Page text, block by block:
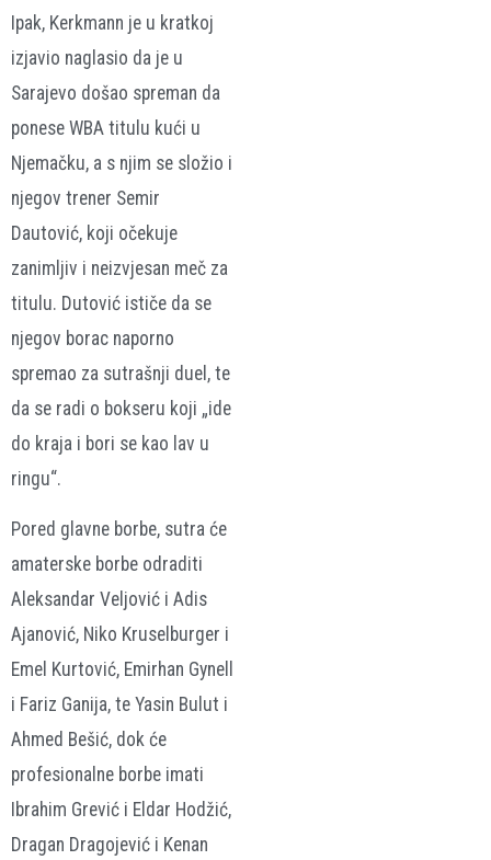
Ipak, Kerkmann je u kratkoj
izjavio naglasio da je u
Sarajevo došao spreman da
ponese WBA titulu kući u
Njemačku, a s njim se složio i
njegov trener Semir
Dautović, koji očekuje
zanimljiv i neizvjesan meč za
titulu. Dutović ističe da se
njegov borac naporno
spremao za sutrašnji duel, te
da se radi o bokseru koji „ide
do kraja i bori se kao lav u
ringu“.
Pored glavne borbe, sutra će
amaterske borbe odraditi
Aleksandar Veljović i Adis
Ajanović, Niko Kruselburger i
Emel Kurtović, Emirhan Gynell
i Fariz Ganija, te Yasin Bulut i
Ahmed Bešić, dok će
profesionalne borbe imati
Ibrahim Grević i Eldar Hodžić,
Dragan Dragojević i Kenan